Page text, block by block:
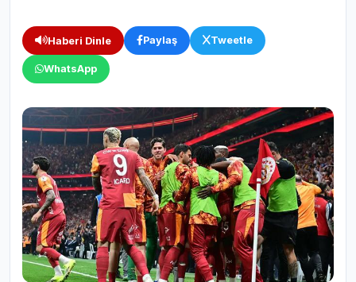
Haberi Dinle Paylaş Tweetle
WhatsApp